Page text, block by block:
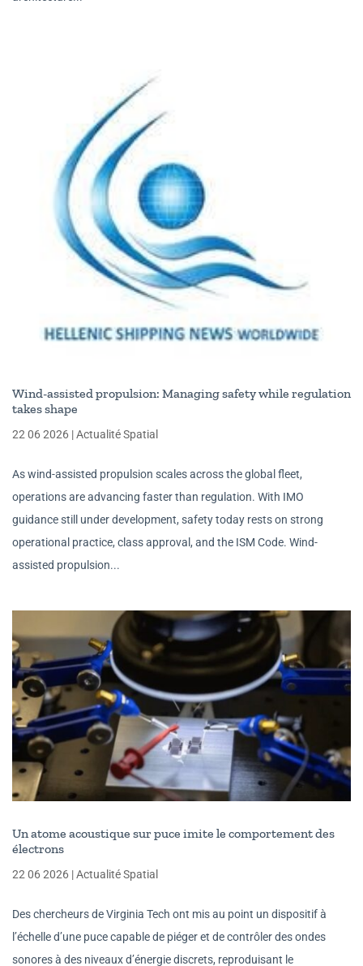
Wind-assisted propulsion: Managing safety while regulation
takes shape
22 06 2026 |Actualité Spatial
As wind-assisted propulsion scales across the global fleet,
operations are advancing faster than regulation. With IMO
guidance still under development, safety today rests on strong
operational practice, class approval, and the ISM Code. Wind-
assisted propulsion...
Un atome acoustique sur puce imite le comportement des
électrons
22 06 2026 |Actualité Spatial
Des chercheurs de Virginia Tech ont mis au point un dispositif à
l’échelle d’une puce capable de piéger et de contrôler des ondes
sonores à des niveaux d’énergie discrets, reproduisant le